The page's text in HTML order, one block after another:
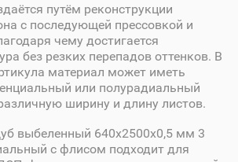
путём реконструкции
с последующей прессовкой и
чему достигается
без резких перепадов оттенков. В
материал может иметь
или полурадиальный
ширину и длину листов.
выбеленный 640х2500х0,5 мм 3
с флисом подходит для